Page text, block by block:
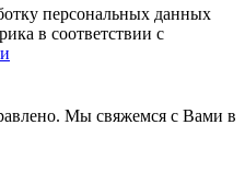
персональных данных
в соответствии с
Мы свяжемся с Вами в